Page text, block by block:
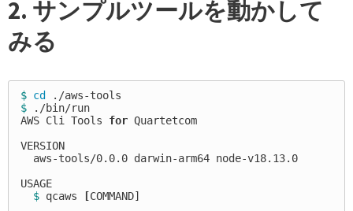
2. サンプルツールを動かして
みる
$ cd
$
./bin/run
AWS Cli Tools for Quartetcom
VERSION
  aws-tools/0.0.0 darwin-arm64 node-v18.13.0
USAGE
$ qcaws [COMMAND]